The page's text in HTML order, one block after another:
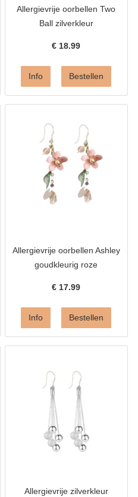
Allergievrije oorbellen Two
Ball zilverkleur
€18.99
Allergievrije oorbellen Ashley
goudkleurig roze
€ 17.99
Allergievrije zilverkleur